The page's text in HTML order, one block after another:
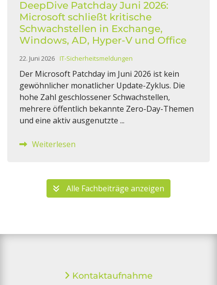
DeepDive Patchday Juni 2026:
Microsoft schließt kritische
Schwachstellen in Exchange,
Windows, AD, Hyper-V und Office
22. Juni 2026 IT-Sicherheitsmeldungen
Der Microsoft Patchday im Juni 2026 ist kein
gewöhnlicher monatlicher Update-Zyklus. Die
hohe Zahl geschlossener Schwachstellen,
mehrere öffentlich bekannte Zero-Day-Themen
und eine aktiv ausgenutzte ...
Weiterlesen
Alle Fachbeiträge anzeigen
Kontaktaufnahme